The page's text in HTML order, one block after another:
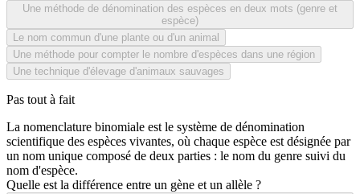
Une méthode de dénomination des espèces en deux mots (genre et
espèce)
Le nom commun d'une plante ou d'un animal
Une méthode pour compter le nombre d'espèces dans une région
Une technique d'élevage d'animaux sauvages
Pas tout à fait
La nomenclature binomiale est le système de dénomination
scientifique des espèces vivantes, où chaque espèce est désignée par
un nom unique composé de deux parties : le nom du genre suivi du
nom d'espèce.
Quelle est la différence entre un gène et un allèle ?